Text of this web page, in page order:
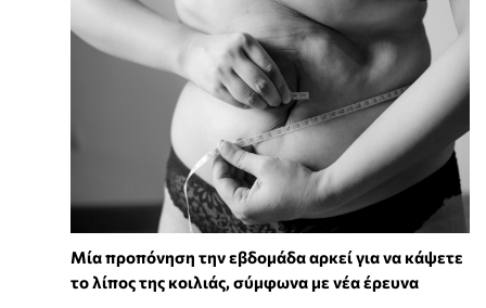
Μία προπόνηση την εβδομάδα αρκεί για να κάψετε
το λίπος της κοιλιάς, σύμφωνα με νέα έρευνα